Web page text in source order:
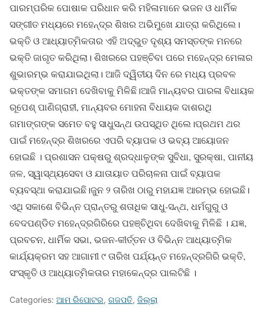
ପାରମ୍ପରିକ ପୋଷାକ ପରିଧାନ କରି ମହିଳାମାନେ ଭଜନ ଓ ଧାର୍ମିକ
ସଙ୍ଗୀତ ମଧ୍ୟରେ ମହେନ୍ଦ୍ର ଶିଖର ଅଭିମୁଖେ ଯାତ୍ରା କରିଥିଲେ।
ଭକ୍ତି ଓ ଆଧ୍ୟାତ୍ମିକତାର ଏହି ଅଦ୍ଭୁତ ଦୃଶ୍ୟ ସମସ୍ତଙ୍କ ମନରେ
ଭକ୍ତି ଜାଗୃତ କରିଥିଲା। ଶିଖରରେ ପହଞ୍ଚିବା ପରେ ମହେନ୍ଦ୍ର ମେଳାର
ଶୁଭାରମ୍ଭ କରାଯାଇଥିଲା। ଆଜି ଦ୍ୱିତୀୟ ଦିନ ରେ ମଧ୍ୟ ପ୍ରବଳ
ଭକ୍ତଙ୍କ ସମାଗମ ଦେଖିବାକୁ ମିଳିଛି।ଆଜି ମାନ୍ୟବର ପାରଳା ବିଧାୟକ
ରୂପେଶ୍ ପାଣିଗ୍ରାହୀ, ମାନ୍ୟବର ମୋହନା ବିଧାୟକ ଦାଶରଥି
ଗମାଙ୍ଗଙ୍କ ସମେତ ବହୁ ସାଧୁସନ୍ଥ ଉପସ୍ଥିତ ଥିଲେ।ପ୍ରଥମ ଥର
ପାଇଁ ମହେନ୍ଦ୍ର ଶିଖରରେ ଏପରି ବ୍ୟାପକ ଓ ଭବ୍ୟ ଆୟୋଜନ
ହୋଇଛି । ପ୍ରଶାସନ ପକ୍ଷରୁ ଶ୍ରଦ୍ଧାଳୁଙ୍କ ସୁବିଧା, ସୁରକ୍ଷା, ପାନୀୟ
ଜଳ, ସ୍ୱାସ୍ଥ୍ୟସେବା ଓ ଯାତାୟାତ ପରିଚାଳନା ପାଇଁ ବ୍ୟାପକ
ବ୍ୟବସ୍ଥା କରାଯାଇଛି।ଜୁନ ୨ ତାରିଖ ଠାରୁ ମହାଯଜ୍ଞ ଆରମ୍ଭ ହୋଇଛି।
ଏଥି ସକାଶେ ବିଭିନ୍ନ ପ୍ରାନ୍ତରୁ ଶତାଧିକ ସାଧୁ-ସନ୍ଥ, ଧର୍ମଗୁରୁ ଓ
ବେଦପଣ୍ଡିତ ମହେନ୍ଦ୍ରଗିରିରେ ପହଞ୍ଚିଥିବା ଦେଖିବାକୁ ମିଳିଛି । ଯଜ୍ଞ,
ପ୍ରବଚନ, ଧାର୍ମିକ ସଭା, ଭଜନ-କୀର୍ତ୍ତନ ଓ ବିଭିନ୍ନ ଆଧ୍ୟାତ୍ମିକ
କାର୍ଯ୍ୟକ୍ରମ ସହ ଆଗାମୀ ୯ ତାରିଖ ପର୍ଯ୍ୟନ୍ତ ମହେନ୍ଦ୍ରଗିରି ଭକ୍ତି,
ସଂସ୍କୃତି ଓ ଆଧ୍ୟାତ୍ମିକତାର ମହାକେନ୍ଦ୍ର ପାଲଟିଛି ।
Categories: ଆମ ରିପୋଟର, ଗଜପତି, ଜିଲ୍ଲା